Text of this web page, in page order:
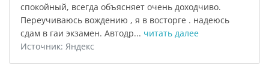
спокойный, всегда объясняет очень доходчиво.
Переучиваюсь вождению , я в восторге . надеюсь
сдам в гаи экзамен. Автодр... читать далее
Источник: Яндекс